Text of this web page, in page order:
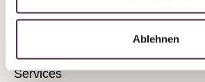
Ablehnen
Services